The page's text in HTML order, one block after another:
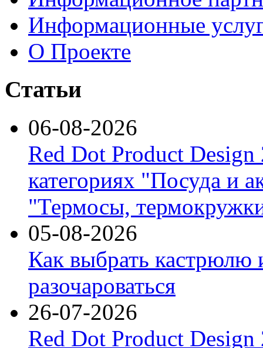
Информационные
О Проекте
Статьи
06-08-2026
Red Dot Product Design
категориях "Посуда и
"Термосы,
05-08-2026
Как выбрать кастрюлю
разочароваться
26-07-2026
Red Dot Product Design